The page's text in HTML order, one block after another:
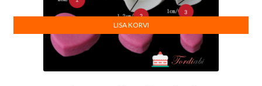
LISA KORVI